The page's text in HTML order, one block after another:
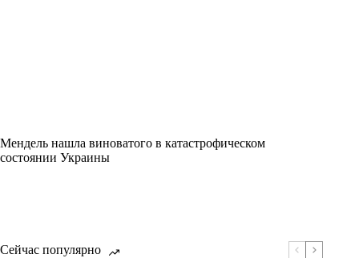
Мендель нашла виноватого в катастрофическом
состоянии Украины
Сейчас популярно